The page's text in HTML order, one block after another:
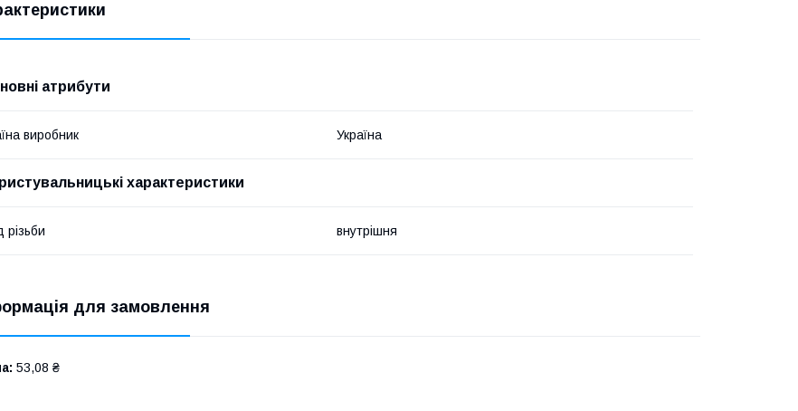
атрибути
виробник Україна
характеристики
різьби внутрішня
для замовлення
53,08 ₴